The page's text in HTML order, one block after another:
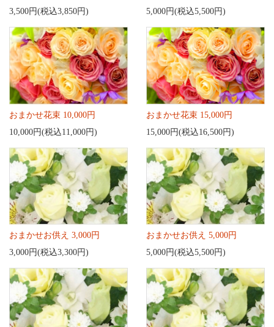
3,500円(税込3,850円)
5,000円(税込5,500円)
おまかせ花束 10,000円
10,000円(税込11,000円)
おまかせ花束 15,000円
15,000円(税込16,500円)
おまかせお供え 3,000円
3,000円(税込3,300円)
おまかせお供え 5,000円
5,000円(税込5,500円)